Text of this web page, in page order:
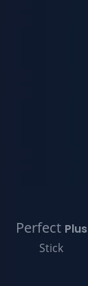
Perfect Plus
Stick